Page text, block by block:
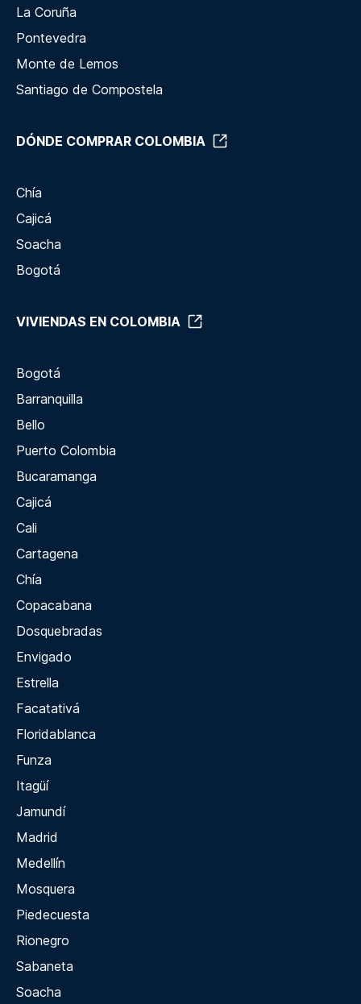
La Coruña
Pontevedra
Monte de Lemos
Santiago de Compostela
DÓNDE COMPRAR COLOMBIA
Chía
Cajicá
Soacha
Bogotá
VIVIENDAS EN COLOMBIA
Bogotá
Barranquilla
Bello
Puerto Colombia
Bucaramanga
Cajicá
Cali
Cartagena
Chía
Copacabana
Dosquebradas
Envigado
Estrella
Facatativá
Floridablanca
Funza
Itagüí
Jamundí
Madrid
Medellín
Mosquera
Piedecuesta
Rionegro
Sabaneta
Soacha